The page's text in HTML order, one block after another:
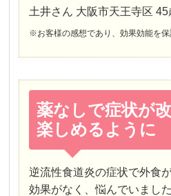
土井さん 大阪市天王寺区 45
※お客様の感想であり、効果効能を保
薬なしで症状が
楽しめるように
逆流性食道炎の症状で外食
効果がなく、悩んでいまし